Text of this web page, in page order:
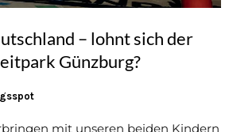
– lohnt sich der
Günzburg?
mit unseren beiden Kindern